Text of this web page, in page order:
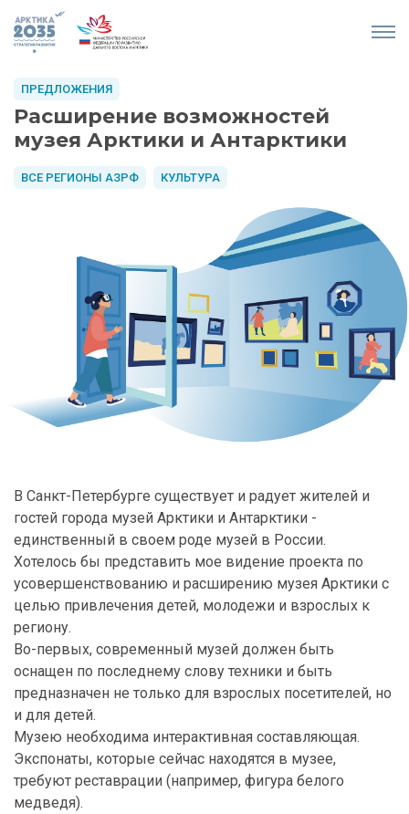
Расширение возможностей
музея Арктики и Антарктики
ВСЕ РЕГИОНЫ АЗРФ КУЛЬТУРА
ПРЕДЛОЖЕНИЯ
В Санкт-Петербурге существует и радует жителей и
гостей города музей Арктики и Антарктики -
единственный в своем роде музей в России.
Хотелось бы представить мое видение проекта по
усовершенствованию и расширению музея Арктики с
целью привлечения детей, молодежи и взрослых к
региону.
Во-первых, современный музей должен быть
оснащен по последнему слову техники и быть
предназначен не только для взрослых посетителей, но
и для детей.
Музею необходима интерактивная составляющая.
Экспонаты, которые сейчас находятся в музее,
требуют реставрации (например, фигура белого
медведя).